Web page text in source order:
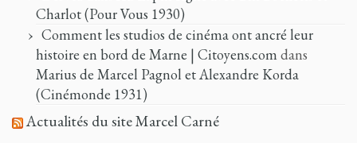
Charlot (Pour Vous 1930)
Comment les studios de cinéma ont ancré leur
histoire en bord de Marne | Citoyens.comdans
Marius de Marcel Pagnol et Alexandre Korda
(Cinémonde 1931)
Actualités du site Marcel Carné